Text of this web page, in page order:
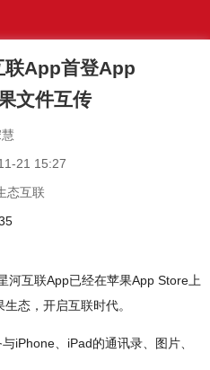
联App首登App
文件互传
21 15:27
态互联
河互联App已经在苹果App Store上
态，开启互联时代。
iPhone、iPad的通讯录、图片、